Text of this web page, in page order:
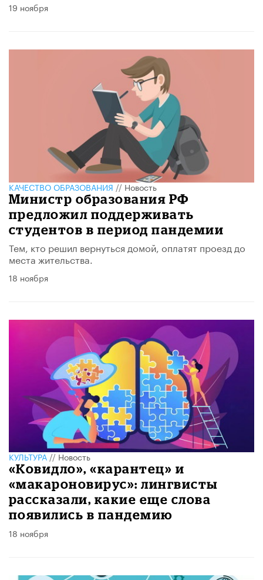
19 ноября
КАЧЕСТВО ОБРАЗОВАНИЯ//Новость
Министр образования РФ
предложил поддерживать
студентов в период пандемии
Тем, кто решил вернуться домой, оплатят проезд до
места жительства.
18 ноября
КУЛЬТУРА//Новость
«Ковидло», «карантец» и
«макароновирус»: лингвисты
рассказали, какие еще слова
появились в пандемию
18 ноября